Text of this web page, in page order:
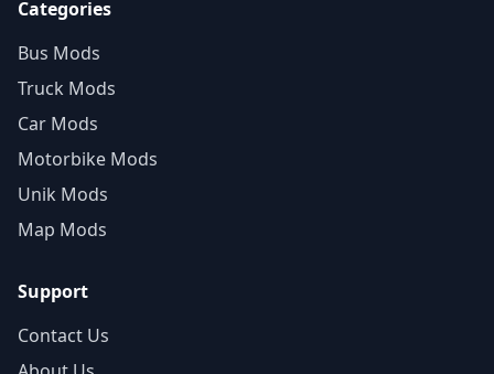
Categories
Bus Mods
Truck Mods
Car Mods
Motorbike Mods
Unik Mods
Map Mods
Support
Contact Us